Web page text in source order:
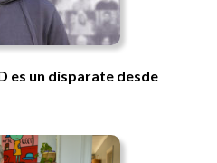
es un disparate desde